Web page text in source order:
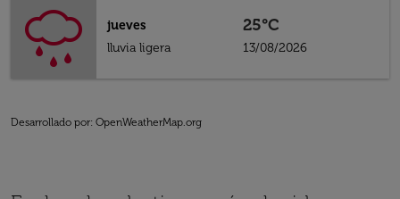
jueves
lluvia ligera
25°C
13/08/2026
Desarrollado por: OpenWeatherMap.org